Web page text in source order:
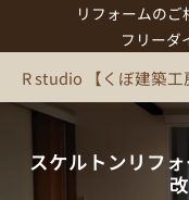
リフォームのご
フリーダ
R studio 【くぼ建築工
スケルトンリフ